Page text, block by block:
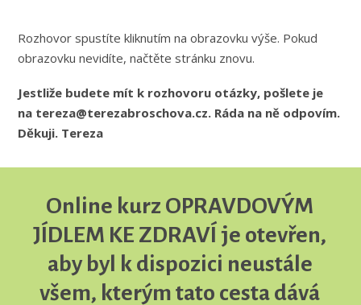
Rozhovor spustíte kliknutím na obrazovku výše. Pokud
obrazovku nevidíte, načtěte stránku znovu.
Jestliže budete mít k rozhovoru otázky, pošlete je
na tereza@terezabroschova.cz. Ráda na ně odpovím.
Děkuji. Tereza
Online kurz OPRAVDOVÝM
JÍDLEM KE ZDRAVÍ je otevřen,
aby byl k dispozici neustále
všem, kterým tato cesta dává